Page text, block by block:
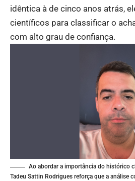
idêntica à de cinco anos atrás,
científicos para classificar o
com alto grau de confiança.
Ao abordar a importância do histórico
Tadeu Sattin Rodrigues reforça que a análise